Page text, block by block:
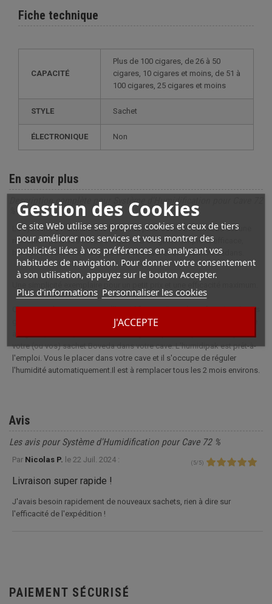
Gestion des Cookies
Ce site Web utilise ses propres cookies et ceux de tiers
pour améliorer nos services et vous montrer des
publicités liées à vos préférences en analysant vos
habitudes de navigation. Pour donner votre consentement
à son utilisation, appuyez sur le bouton Accepter.
Plus d'informations Personnaliser les cookies
J'ACCEPTE
Fiche technique
CAPACITÉ
plus de 100 cigares, de 26 à 50
cigares, 10 cigares et moins, de 51 à
100 cigares, 25 cigares et moins
STYLE sachet
ÉLECTRONIQUE non
En savoir plus
Description complète pour Système d'Humidification pour Cave 72
Le système d'Humidification Boveda pour Cave 72 % Boveda est une
révolution pour vos caves à cigares. D'un geste simple et efficace,
humidifiez vos caves en y mettant vos sachet directement dedans.
Choisissez le pourcentage d'humidification Boveda en fonction de vos
gouts, du nombre de cigares à conserver et de la qualité de votre cave
à cigares, ensuite, enlevez le sachet plastique transparent et déposez
votre (ou vos) sachet Boveda dans votre cave. L'humidipak est prêt-à-
l'emploi. Vous le placer dans votre cave et il s'occupe de réguler
l'humidité automatiquement.Il est à remplacer tous les 2 mois environs.
Avis
Les avis pour Système d'Humidification pour Cave 72 %
Par Nicolas P. le 22 Juil. 2024 : ( 5/ 5)
Livraison super rapide !
J'avais besoin rapidement de nouveaux sachets, rien à dire sur
l'efficacité de l'expédition !
PAIEMENT SÉCURISÉ